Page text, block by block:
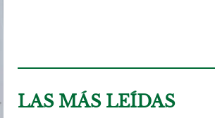
LAS MÁS LEÍDAS